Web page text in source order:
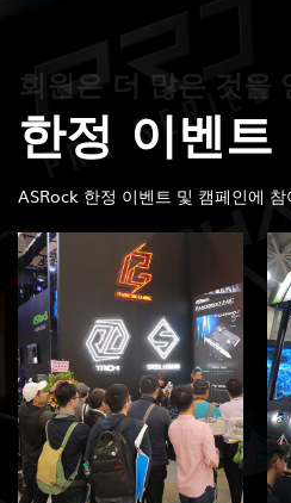
한정 이벤트
ASRock 한정 이벤트 및 캠페인에 참
회원은 더 많은 것을